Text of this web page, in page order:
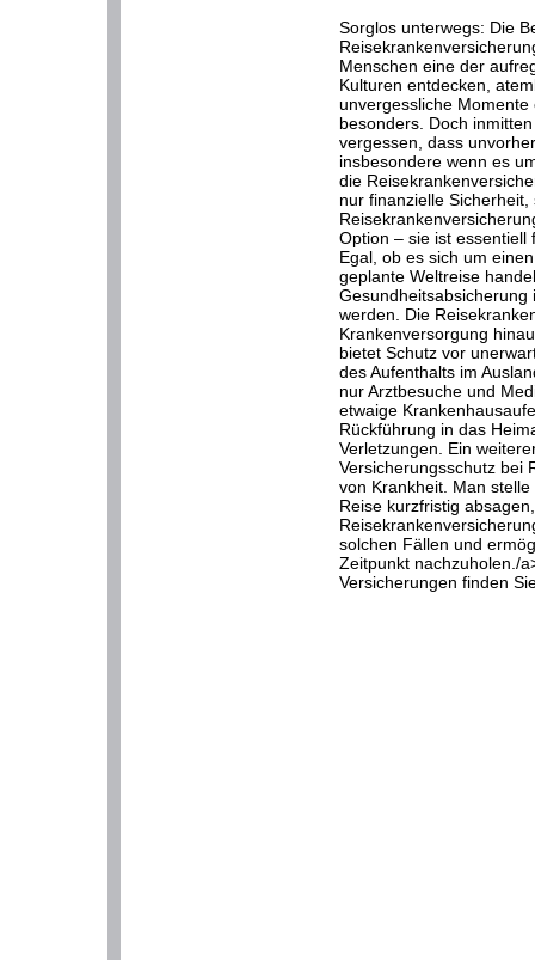
Sorglos unterwegs: Die
Menschen eine der
Kulturen entdecken,
unvergessliche
besonders. Doch
vergessen, dass
insbesondere wenn es
die
nur finanzielle
Option – sie ist
Egal, ob es sich um
geplante Weltreise
Gesundheitsabsicherung
werden. Die
Krankenversorgung
bietet Schutz vor
des Aufenthalts im
nur Arztbesuche und
etwaige
Rückführung in das
Verletzungen. Ein
Versicherungsschutz bei
von Krankheit. Man
Reise kurzfristig
solchen Fällen und
Zeitpunkt nachzuholen./
Versicherungen finden